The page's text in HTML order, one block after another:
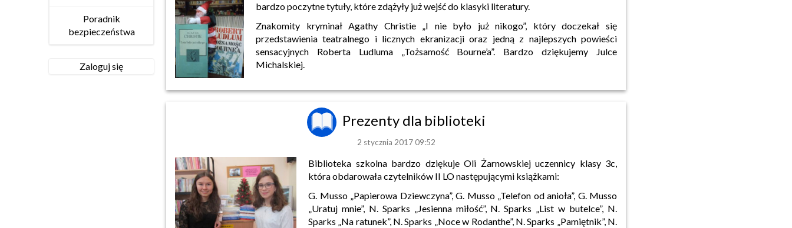
Poradnik
bezpieczeństwa
Zaloguj się
bardzo poczytne tytuły, które zdążyły już wejść do klasyki literatury.
Znakomity kryminał Agathy Christie „I nie było już nikogo”, który doczekał się
przedstawienia teatralnego i licznych ekranizacji oraz jedną z najlepszych powieści
sensacyjnych Roberta Ludluma „Tożsamość Bourne’a”. Bardzo dziękujemy Julce
Michalskiej.
Prezenty dla biblioteki
2 stycznia 2017 09:52
Biblioteka szkolna bardzo dziękuje Oli Żarnowskiej uczennicy klasy 3c,
która obdarowała czytelników II LO następującymi książkami:
G. Musso „Papierowa Dziewczyna”, G. Musso „Telefon od anioła”, G. Musso
„Uratuj mnie”, N. Sparks „Jesienna miłość”, N. Sparks „List w butelce”, N.
Sparks „Na ratunek”, N. Sparks „Noce w Rodanthe”, N. Sparks „Pamiętnik”, N.